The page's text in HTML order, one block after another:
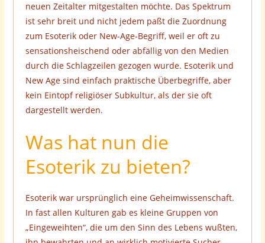
neuen Zeitalter mitgestalten möchte. Das Spektrum
ist sehr breit und nicht jedem paßt die Zuordnung
zum Esoterik oder New-Age-Begriff, weil er oft zu
sensationsheischend oder abfällig von den Medien
durch die Schlagzeilen gezogen wurde. Esoterik und
New Age sind einfach praktische Überbegriffe, aber
kein Eintopf religiöser Subkultur, als der sie oft
dargestellt werden.
Was hat nun die
Esoterik zu bieten?
Esoterik war ursprünglich eine Geheimwissenschaft.
In fast allen Kulturen gab es kleine Gruppen von
„Eingeweihten“, die um den Sinn des Lebens wußten,